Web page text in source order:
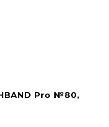
Pro №80,